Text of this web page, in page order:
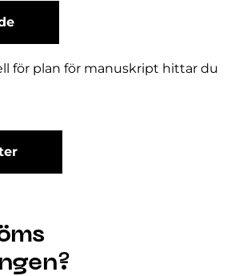
för plan för manuskript hittar du